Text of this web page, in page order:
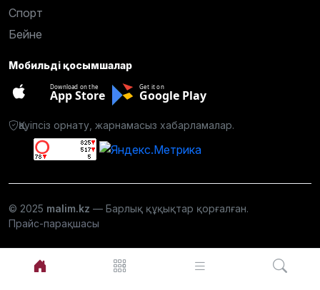
Спорт
Бейне
Мобильді қосымшалар
Download on the
App Store
Get it on
Google Play
Қауіпсіз орнату, жарнамасыз хабарламалар.
© 2025 malim.kz — Барлық құқықтар қорғалған.
Прайс-парақшасы